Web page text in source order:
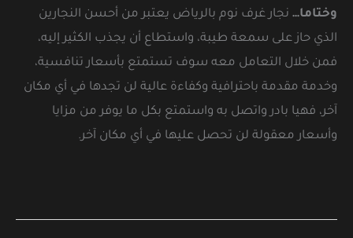
وختاما… نجار غرف نوم بالرياض يعتبر من أحسن النجارين
الذي حاز على سمعة طيبة، واستطاع أن يجذب الكثير إليه،
فمن خلال التعامل معه سوف تستمتع بأسعار تنافسية،
وخدمة مقدمة باحترافية وكفاءة عالية لن تجدها في أي مكان
آخر، فهيا بادر واتصل به واستمتع بكل ما يوفر من مزايا
وأسعار معقولة لن تحصل عليها في أي مكان آخر.